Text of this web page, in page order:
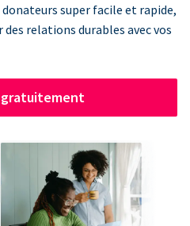
super facile et rapide,
relations durables avec vos